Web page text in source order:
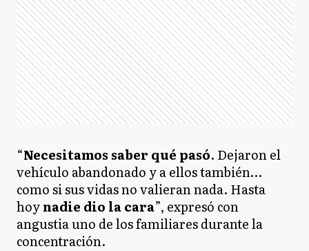
“Necesitamos saber qué pasó. Dejaron el
vehículo abandonado y a ellos también…
como si sus vidas no valieran nada. Hasta
hoynadie dio la cara”, expresó con
angustia uno de los familiares durante la
concentración.